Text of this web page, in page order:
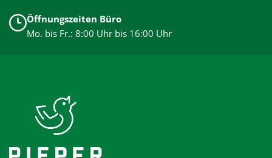
Öffnungszeiten Büro
Mo. bis Fr.: 8:00 Uhr bis 16:00 Uhr